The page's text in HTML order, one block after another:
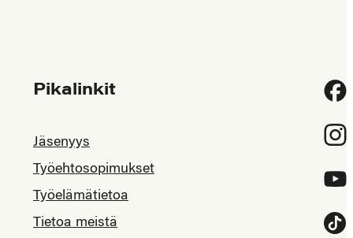
Pikalinkit
Jäsenyys
Työehtosopimukset
Työelämätietoa
Tietoa meistä